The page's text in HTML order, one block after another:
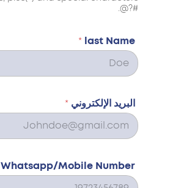
#?@.
last Name
*
البريد الإلكتروني*
Whatsapp/Mobile Number